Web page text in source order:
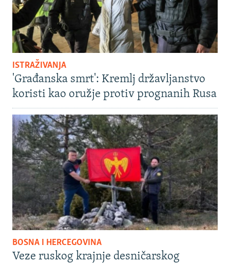
ISTRAŽIVANJA
'Građanska smrt': Kremlj državljanstvo
koristi kao oružje protiv prognanih Rusa
BOSNA I HERCEGOVINA
Veze ruskog krajnje desničarskog